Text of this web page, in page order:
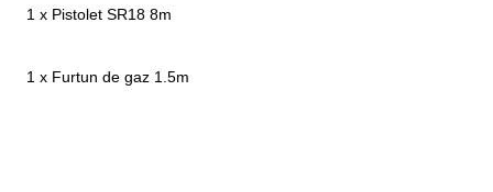
1 x Pistolet SR18 8m
1 x Furtun de gaz 1.5m